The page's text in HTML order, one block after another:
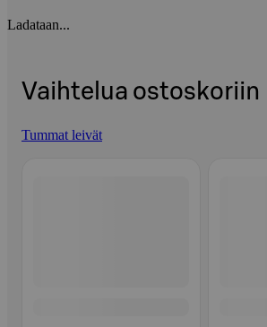
Ladataan...
Vaihtelua ostoskoriin
Tummat leivät